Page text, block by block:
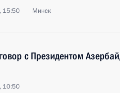
15:50 Минск
с Президентом
10:50